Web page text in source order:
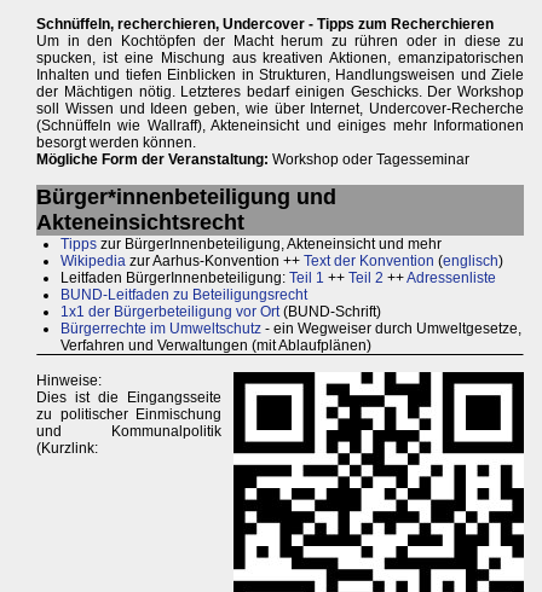
Schnüffeln, recherchieren, Undercover - Tipps zum Recherchieren
Um in den Kochtöpfen der Macht herum zu rühren oder in diese zu
spucken, ist eine Mischung aus kreativen Aktionen, emanzipatorischen
Inhalten und tiefen Einblicken in Strukturen, Handlungsweisen und Ziele
der Mächtigen nötig. Letzteres bedarf einigen Geschicks. Der Workshop
soll Wissen und Ideen geben, wie über Internet, Undercover-Recherche
(Schnüffeln wie Wallraff), Akteneinsicht und einiges mehr Informationen
besorgt werden können.
Mögliche Form der Veranstaltung: Workshop oder Tagesseminar
Bürger*innenbeteiligung und
Akteneinsichtsrecht
Tipps zur BürgerInnenbeteiligung, Akteneinsicht und mehr
Wikipedia zur Aarhus-Konvention ++ Text der Konvention (englisch)
Leitfaden BürgerInnenbeteiligung: Teil 1 ++ Teil 2 ++Adressenliste
BUND-Leitfaden zu Beteiligungsrecht
1x1 der Bürgerbeteiligung vor Ort(BUND-Schrift)
Bürgerrechte im Umweltschutz - ein Wegweiser durch Umweltgesetze,
Verfahren und Verwaltungen (mit Ablaufplänen)
Hinweise:
Dies ist die Eingangsseite
zu politischer Einmischung
und Kommunalpolitik
(Kurzlink: